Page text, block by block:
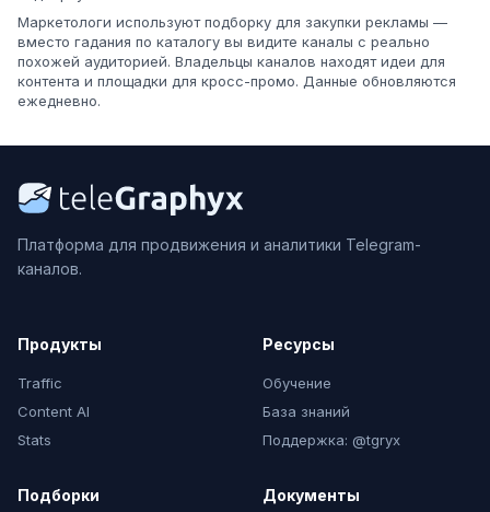
Маркетологи используют подборку для закупки рекламы —
вместо гадания по каталогу вы видите каналы с реально
похожей аудиторией. Владельцы каналов находят идеи для
контента и площадки для кросс-промо. Данные обновляются
ежедневно.
Платформа для продвижения и аналитики Telegram-
каналов.
Продукты
Traffic
Content AI
Stats
Ресурсы
Обучение
База знаний
Поддержка: @tgryx
Подборки Документы